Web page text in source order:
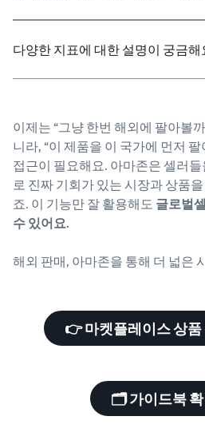
다양한 지표에 대한 설명이 궁금해
이제는 “그냥 한번 해외에 팔아볼
니라, “이 제품을 이 국가에 먼저
접근이 필요해요. 아마존은 셀러
로 진짜 기회가 있는 시장과 상품
죠. 이 기능만 잘 활용해도 글로벌
수 있어요.
해외 판매, 아마존을 통해 더 넓은
👉 마켓플레이스 상품
🗂️ 가이드북 확